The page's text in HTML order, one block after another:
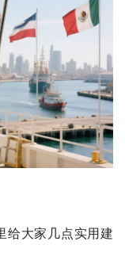
给大家几点实用建